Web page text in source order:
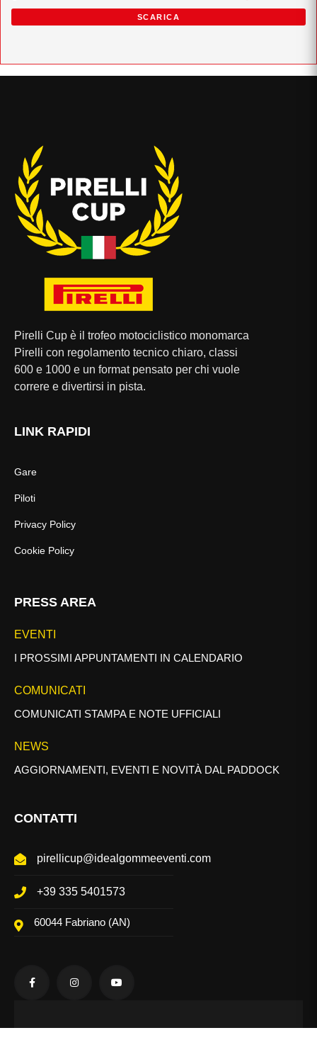
SCARICA
Pirelli Cup è il trofeo motociclistico monomarca
Pirelli con regolamento tecnico chiaro, classi
600 e 1000 e un format pensato per chi vuole
correre e divertirsi in pista.
LINK RAPIDI
Gare
Piloti
Privacy Policy
Cookie Policy
PRESS AREA
EVENTI
I PROSSIMI APPUNTAMENTI IN CALENDARIO
COMUNICATI
COMUNICATI STAMPA E NOTE UFFICIALI
NEWS
AGGIORNAMENTI, EVENTI E NOVITÀ DAL PADDOCK
CONTATTI
pirellicup@idealgommeeventi.com
+39 335 5401573
60044 Fabriano (AN)